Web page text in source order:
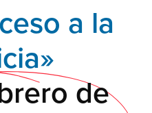
a la
de